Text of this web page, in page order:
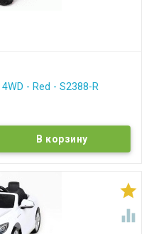
- Red - S2388-R

